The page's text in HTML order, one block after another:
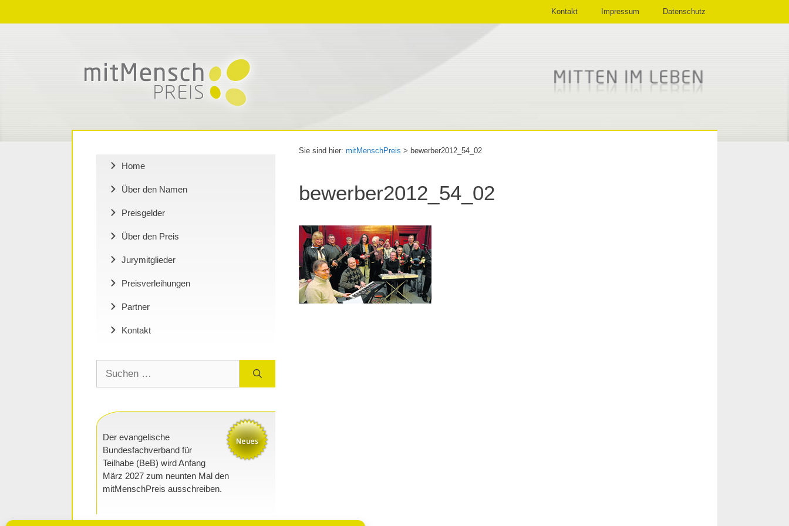
Inhalt
Navigation
Inhalt
Kontakt Impressum Datenschutz
Sie sind hier:mitMenschPreis > bewerber2012_54_02
bewerber2012_54_02
Home
Über den Namen
Preisgelder
Über den Preis
Jurymitglieder
Preisverleihungen
Partner
Kontakt
nach:
Der evangelische
Bundesfachverband für
Teilhabe (BeB) wird Anfang
März 2027 zum neunten Mal den
mitMenschPreis ausschreiben.